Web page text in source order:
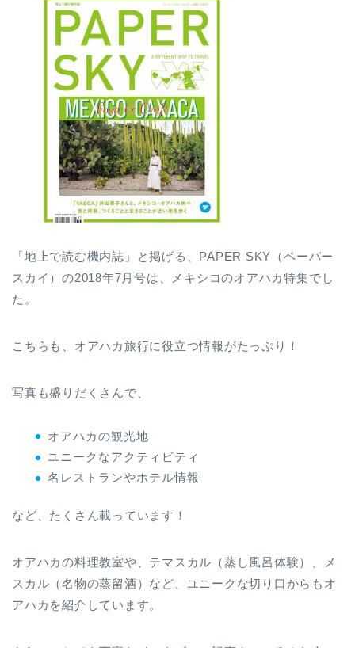
「地上で読む機内誌」と掲げる、PAPER SKY（ペーパー
スカイ）の2018年7月号は、メキシコのオアハカ特集でし
た。
こちらも、オアハカ旅行に役立つ情報がたっぷり！
写真も盛りだくさんで、
オアハカの観光地
ユニークなアクティビティ
名レストランやホテル情報
など、たくさん載っています！
オアハカの料理教室や、テマスカル（蒸し風呂体験）、メ
スカル（名物の蒸留酒）など、ユニークな切り口からもオ
アハカを紹介しています。